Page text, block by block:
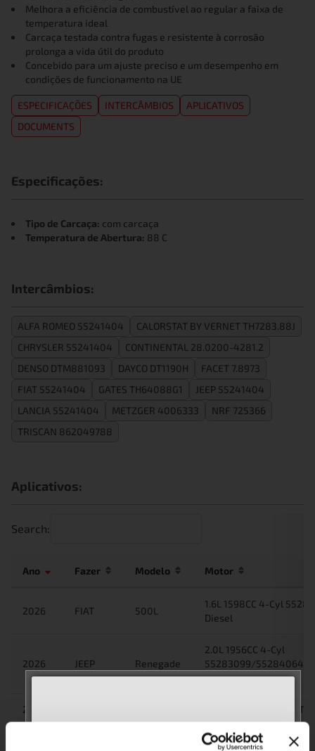
Melhora a eficiência de combustível ao regular a faixa de
temperatura ideal
Carcaça testada contra fugas e resistente à corrosão
prolonga a vida útil do produto
Concebido para um ajuste preciso e um desempenho em
condições de funcionamento na UE
ESPECIFICAÇÕES INTERCÂMBIOS
APLICATIVOS
DOCUMENTS
Especificações:
Tipo de Carcaça: com carcaça
Temperatura de Abertura: 88 C
Intercâmbios:
ALFA ROMEO 55241404
CALORSTAT BY VERNET TH7283.88J
CHRYSLER 55241404
CONTINENTAL 28.0200-4281.2
DENSO DTM881093
DAYCO DT1190H
FACET 7.8973
FIAT 55241404
GATES TH64088G1
JEEP 55241404
LANCIA 55241404
METZGER 4006333
NRF 725366
TRISCAN 862049788
Aplicativos:
Search:
Ano Fazer Modelo Motor
2026 FIAT 500L
1.6L 1598CC 4-Cyl
Diesel
2026 JEEP Renegade
2.0L 1956CC 4-Cyl
55283099/55284064/
Diesel
2026 2.0L 1956CC 4-Cyl
2.0L 1956CC 4-Cyl
MEET WITH US AT